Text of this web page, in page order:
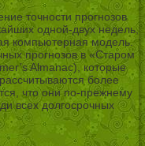
точности прогнозов
одной-двух недель,
компьютерная модель.
прогнозов в «Старом
Almanac), которые
более
что они по-прежнему
всех долгосрочных